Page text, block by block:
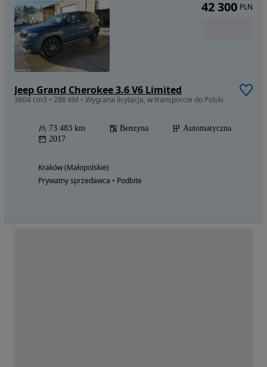
Jeep Grand Cherokee 3.6 V6 Limited
3604 cm3 • 286 KM • Wygrana licytacja, w transporcie do Polski
73 483 km Benzyna
Automatyczna
2017
Kraków (Małopolskie)
Prywatny sprzedawca • Podbite
42 300 PLN